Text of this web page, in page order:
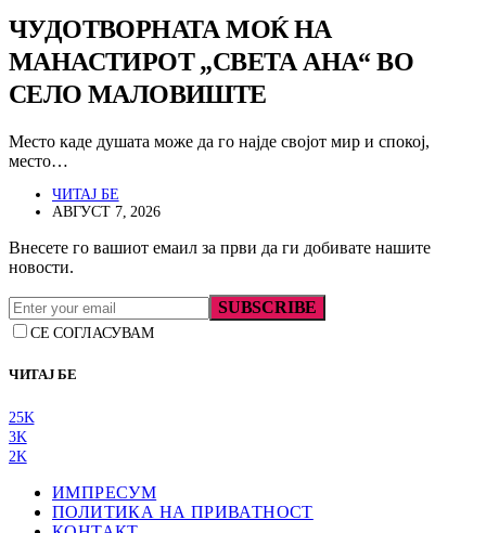
ЧУДОТВОРНАТА МОЌ НА
МАНАСТИРОТ „СВЕТА АНА“ ВО
СЕЛО МАЛОВИШТЕ
Место каде душата може да го најде својот мир и спокој,
место…
ЧИТАЈ БЕ
АВГУСТ 7, 2026
Внесете го вашиот емаил за први да ги добивате нашите
новости.
SUBSCRIBE
СЕ СОГЛАСУВАМ
ЧИТАЈ БЕ
25K
3K
2K
ИМПРЕСУМ
ПОЛИТИКА НА ПРИВАТНОСТ